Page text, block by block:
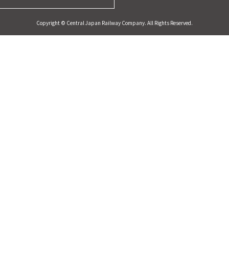
Copyright © Central Japan Railway Company. All Rights Reserved.